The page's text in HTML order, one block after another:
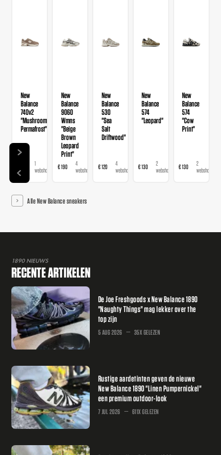
New
Balance
740v2
"Mushroom
Permafrost"
1
webshop
New
Balance
9060
Wmns
"Beige
Brown
Leopard
Print"
€ 190
4
webshops
New
Balance
530
"Sea
Salt
Driftwood"
€ 120
4
webshops
New
Balance
574
"Leopard"
€ 130
2
webshops
New
Balance
574
"Cow
Print"
€ 130
2
webshops
Alle New Balance sneakers
1890 NIEUWS
RECENTE ARTIKELEN
De Joe Freshgoods x New Balance 1890
"Naughty Things" mag lekker over the
top zijn
5 AUG 2026 35X GELEZEN
Rustige aardetinten geven de nieuwe
New Balance 1890 "Linen Pumpernickel"
een premium outdoor-look
7 JUL 2026 611X GELEZEN